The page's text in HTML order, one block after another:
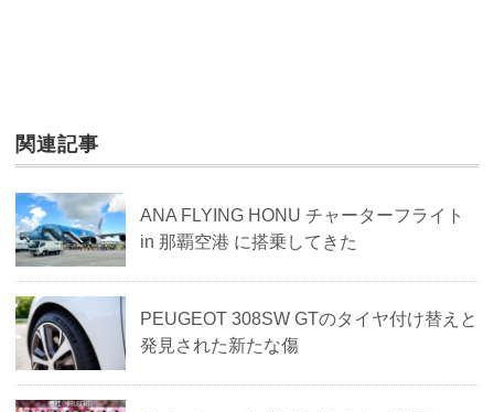
関連記事
ANA FLYING HONU チャーターフライト
in 那覇空港 に搭乗してきた
PEUGEOT 308SW GTのタイヤ付け替えと
発見された新たな傷